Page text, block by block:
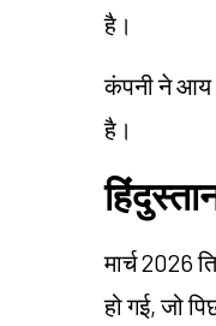
है।
कंपनी ने आय
है।
मार्च 2026
हो गई, जो